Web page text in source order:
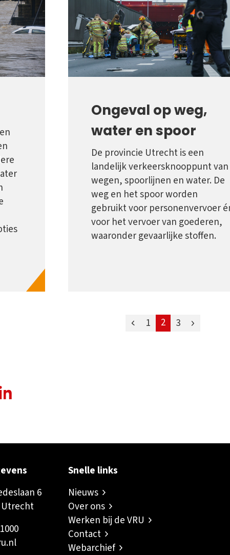
Ongeval op weg,
water en spoor
De provincie Utrecht is een
landelijk verkeersknooppunt van
wegen, spoorlijnen en water. De
weg en het spoor worden
gebruikt voor personenvervoer
voor het vervoer van goederen,
waaronder gevaarlijke stoffen.
vorige
1 2 3 volgende
Twitter
op Whatsapp
op LinkedIn
6
Utrecht
Snelle links
Nieuws
Over ons
Werken bij de VRU
Contact
Webarchief